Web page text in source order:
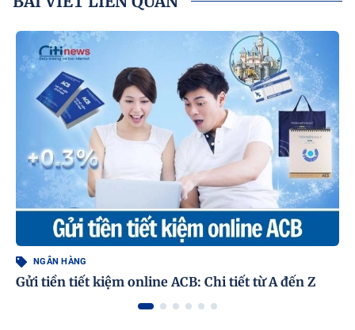
NGÂN HÀNG
Gửi tiền tiết kiệm online ACB: Chi tiết từ A đến Z